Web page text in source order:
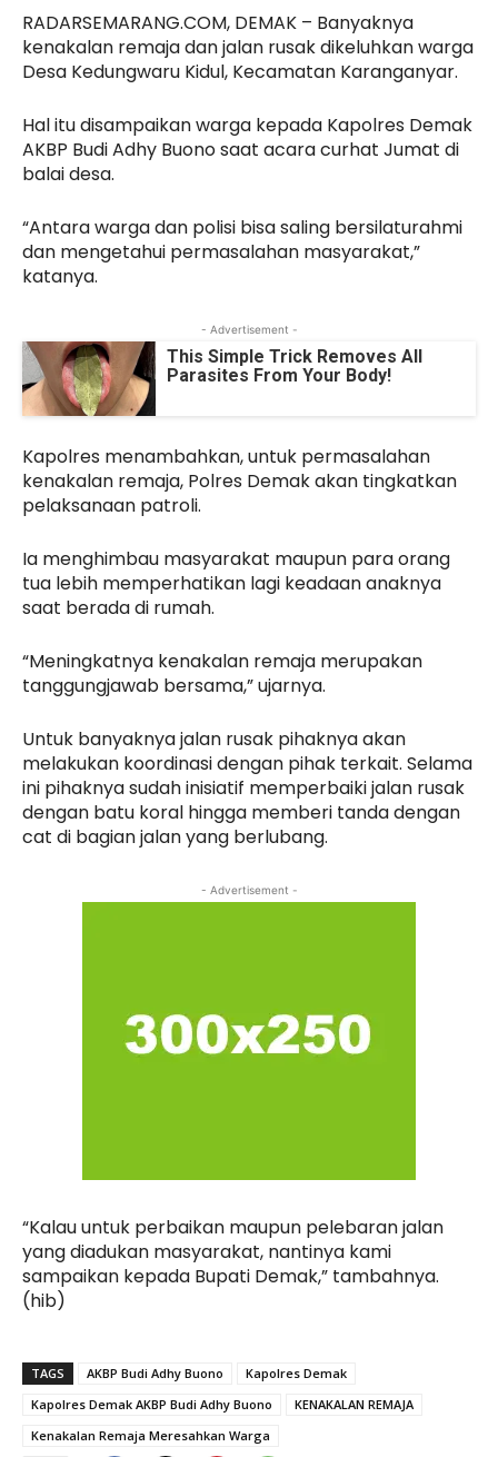
RADARSEMARANG.COM, DEMAK – Banyaknya
kenakalan remaja dan jalan rusak dikeluhkan warga
Desa Kedungwaru Kidul, Kecamatan Karanganyar.
Hal itu disampaikan warga kepada Kapolres Demak
AKBP Budi Adhy Buono saat acara curhat Jumat di
balai desa.
“Antara warga dan polisi bisa saling bersilaturahmi
dan mengetahui permasalahan masyarakat,”
katanya.
- Advertisement -
This Simple Trick Removes All
Parasites From Your Body!
Kapolres menambahkan, untuk permasalahan
kenakalan remaja, Polres Demak akan tingkatkan
pelaksanaan patroli.
Ia menghimbau masyarakat maupun para orang
tua lebih memperhatikan lagi keadaan anaknya
saat berada di rumah.
“Meningkatnya kenakalan remaja merupakan
tanggungjawab bersama,” ujarnya.
Untuk banyaknya jalan rusak pihaknya akan
melakukan koordinasi dengan pihak terkait. Selama
ini pihaknya sudah inisiatif memperbaiki jalan rusak
dengan batu koral hingga memberi tanda dengan
cat di bagian jalan yang berlubang.
- Advertisement -
“Kalau untuk perbaikan maupun pelebaran jalan
yang diadukan masyarakat, nantinya kami
sampaikan kepada Bupati Demak,” tambahnya.
(hib)
TAGS AKBP Budi Adhy Buono
Kapolres Demak
Kapolres Demak AKBP Budi Adhy Buono
KENAKALAN REMAJA
Kenakalan Remaja Meresahkan Warga